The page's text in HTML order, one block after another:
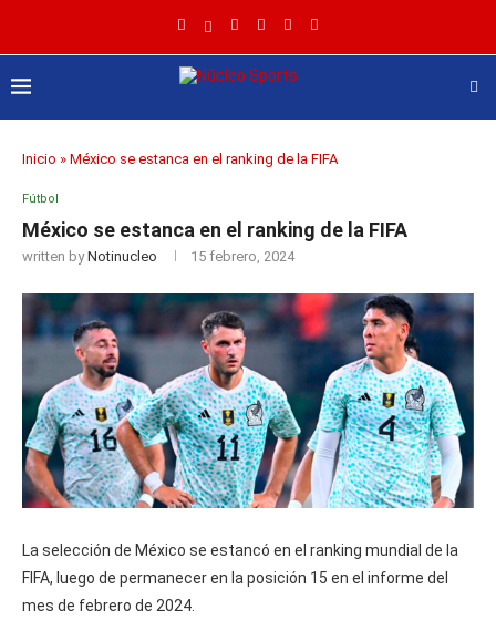
Inicio » México se estanca en el ranking de la FIFA
Fútbol
México se estanca en el ranking de la FIFA
written byNotinucleo 15 febrero, 2024
La selección de México se estancó en el ranking mundial de la
FIFA, luego de permanecer en la posición 15 en el informe del
mes de febrero de 2024.